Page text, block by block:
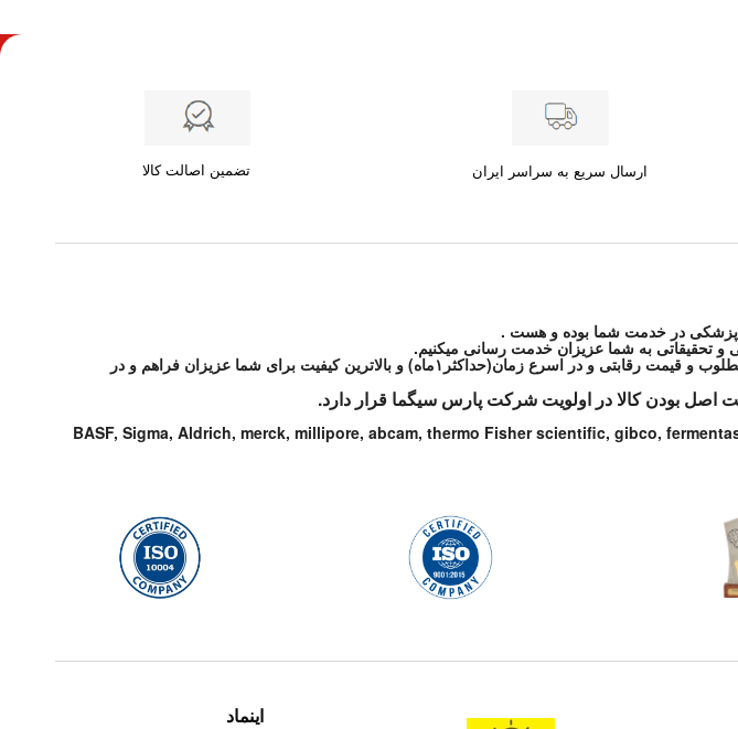
ارسال سریع به سراسر ایران تضمین اصالت کالا
و تحقیقاتی به شما عزیزان خدمت رسانی میکنیم.
شرکت پارس سیگما مواد آزمایشگاهی و تحقیقاتی مورد درخواست شما از شرکتهای معتبر دنیا را با شرایط مطلوب و قیمت رقابتی و در اسرع زمان(حداکثر۱ماه) و بالاترین کیفیت برای شما عزیزان فراهم و در
اصل بودن کالا در اولویت شرکت پارس سیگما قرار دارد.
BASF, Sigma, Aldrich, merck, millipore, abcam, thermo Fisher scientific, gibco,
اینماد